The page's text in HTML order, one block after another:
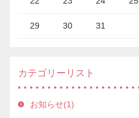
29 30 31
カテゴリーリスト
お知らせ(1)